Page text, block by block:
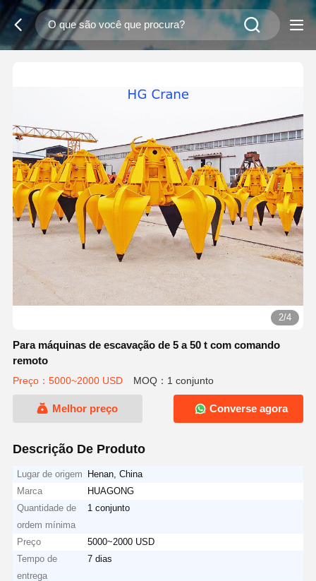
2/4
Para máquinas de escavação de 5 a 50 t com comando
remoto
Preço：5000~2000 USD MOQ：1 conjunto
Melhor preço Converse agora
Descrição De Produto
Lugar de origem
Henan, China
Marca
HUAGONG
Quantidade de
ordem mínima
1 conjunto
Preço
5000~2000 USD
Tempo de
entrega
7 dias